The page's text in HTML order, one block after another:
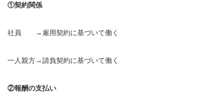
①契約関係
社員 →雇用契約に基づいて働く
一人親方→請負契約に基づいて働く
②報酬の支払い